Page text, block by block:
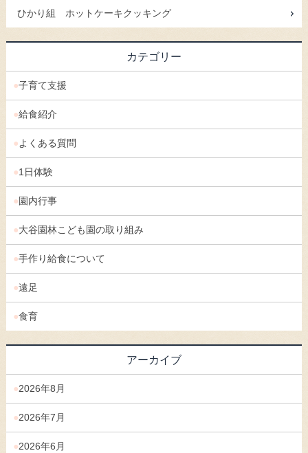
ひかり組 ホットケーキクッキング
カテゴリー
子育て支援
給食紹介
よくある質問
1日体験
園内行事
大谷園林こども園の取り組み
手作り給食について
遠足
食育
アーカイブ
2026年8月
2026年7月
2026年6月